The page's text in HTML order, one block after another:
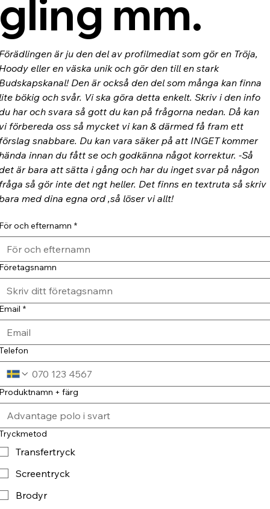
mm.
är ju den del av profilmediat som gör en Tröja,
eller en väska unik och gör den till en stark
Den är också den del som många kan finna
bökig och svår. Vi ska göra detta enkelt. Skriv i den info
har och svara så gott du kan på frågorna nedan. Då kan
förbereda oss så mycket vi kan & därmed få fram ett
snabbare. Du kan vara säker på att INGET kommer
innan du fått se och godkänna något korrektur. -Så
är bara att sätta i gång och har du inget svar på någon
så gör inte det ngt heller. Det finns en textruta så skriv
med dina egna ord ,så löser vi allt!
och efternamn *
*
+ färg
Transfertryck
Screentryck
Brodyr